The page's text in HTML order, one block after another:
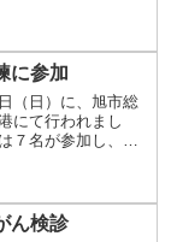
ックガムコーナ
品贈呈...
に参加
（日）に、旭市総
にて行われまし
７名が参加し、医
ん検診